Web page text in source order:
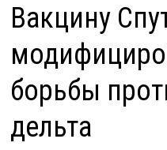
Вакцину
борьбы
дельта